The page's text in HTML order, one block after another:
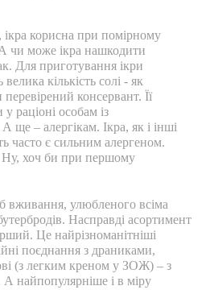
ікра корисна при помірному
чи може ікра нашкодити
Для приготування ікри
кількість солі - як
консервант. Її
раціоні особам із
ще – алергікам. Ікра, як і інші
часто є сильним алергеном.
Ну, хоч би при першому
вживання, улюбленого всіма
Насправді асортимент
Це найрізноманітніші
поєднання з драниками,
(з легким креном у ЗОЖ) – з
найпопулярніше і в міру